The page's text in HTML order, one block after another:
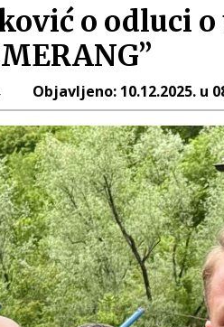
o odluci
Objavljeno: 10.12.2025. u